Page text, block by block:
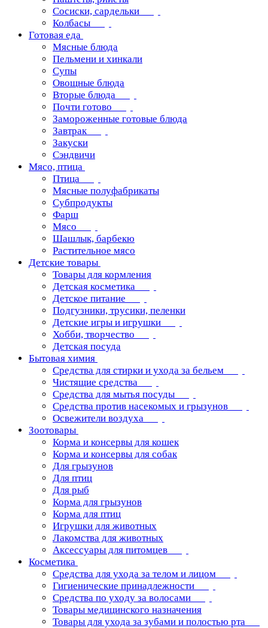
Сосиски, сардельки
Колбасы
Готовая еда
Мясные блюда
Пельмени и хинкали
Супы
Овощные блюда
Вторые блюда
Почти готово
Замороженные готовые блюда
Завтрак
Закуски
Сэндвичи
Мясо, птица
Птица
Мясные полуфабрикаты
Субпродукты
Фарш
Мясо
Шашлык, барбекю
Растительное мясо
Детские товары
Товары для кормления
Детская косметика
Детское питание
Подгузники, трусики, пеленки
Детские игры и игрушки
Хобби, творчество
Детская посуда
Бытовая химия
Средства для стирки и ухода за бельем
Чистящие средства
Средства для мытья посуды
Средства против насекомых и грызунов
Освежители воздуха
Зоотовары
Корма и консервы для кошек
Корма и консервы для собак
Для грызунов
Для птиц
Для рыб
Корма для грызунов
Корма для птиц
Игрушки для животных
Лакомства для животных
Аксессуары для питомцев
Косметика
Средства для ухода за телом и лицом
Гигиенические принадлежности
Средства по уходу за волосами
Товары медицинского назначения
Товары для ухода за зубами и полостью рта